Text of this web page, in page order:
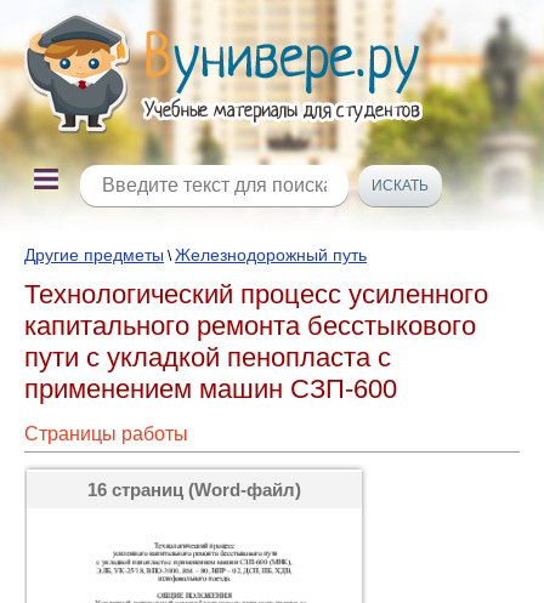
Другие предметы \Железнодорожный путь
Технологический процесс усиленного
капитального ремонта бесстыкового
пути с укладкой пенопласта с
применением машин СЗП-600
Страницы работы
16 страниц (Word-файл)